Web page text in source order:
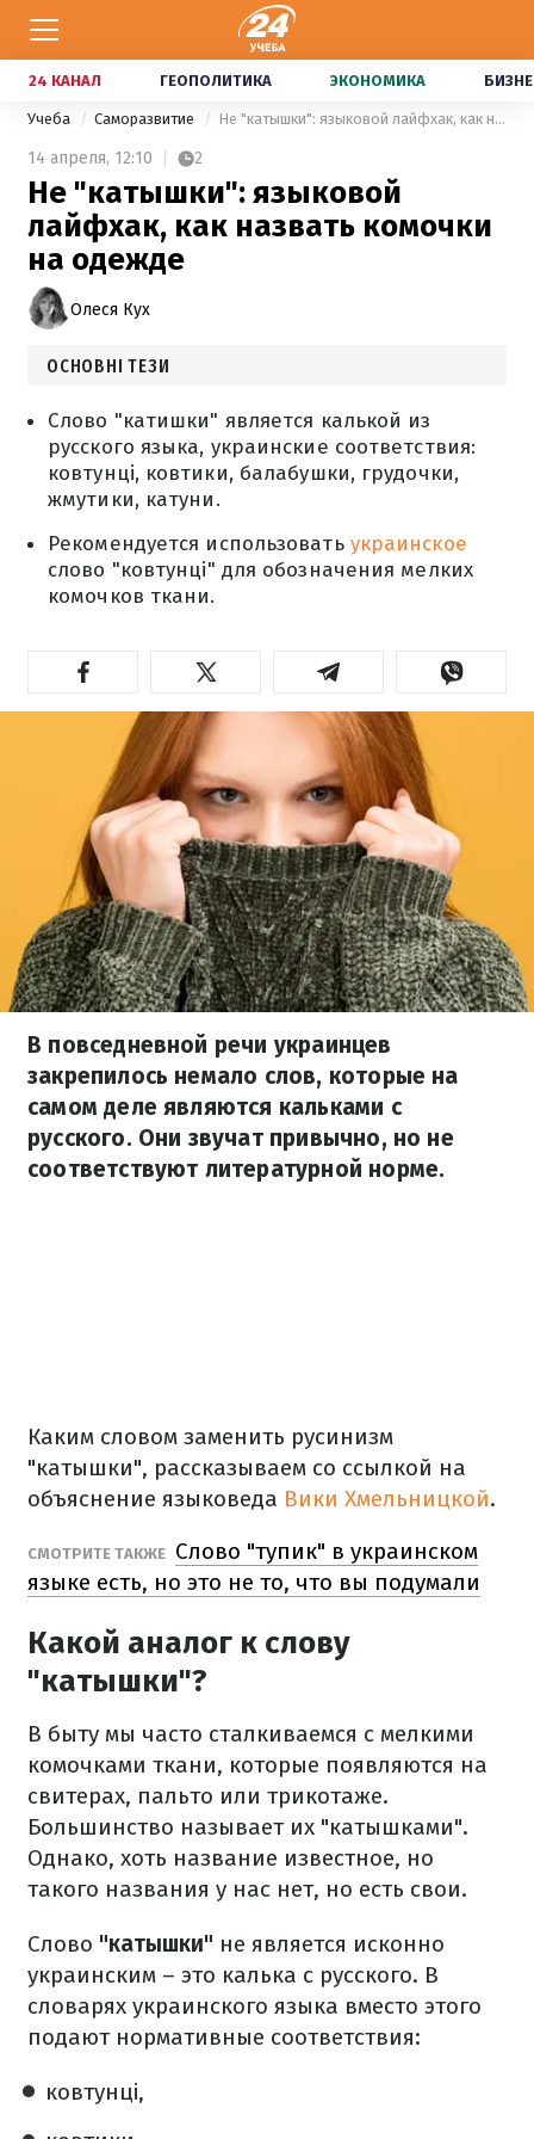
24 КАНАЛ ГЕОПОЛИТИКА ЭКОНОМИКА
Учеба Саморазвитие Не "катышки": языковой лайфхак, как назвать комочки на одежде
14 апреля, 12:10 2
Не "катышки": языковой
лайфхак, как назвать комочки
на одежде
Олеся Кух
ОСНОВНІ ТЕЗИ
Слово "катишки" является калькой из
русского языка, украинские соответствия:
ковтунці, ковтики, балабушки, грудочки,
жмутики, катуни.
Рекомендуется использовать украинское
слово "ковтунці" для обозначения мелких
комочков ткани.
В повседневной речи украинцев
закрепилось немало слов, которые на
самом деле являются кальками с
русского. Они звучат привычно, но не
соответствуют литературной норме.
Каким словом заменить русинизм
"катышки", рассказываем со ссылкой на
объяснение языковеда Вики Хмельницкой.
СМОТРИТЕ ТАКЖЕ Слово "тупик" в украинском
языке есть, но это не то, что вы подумали
Какой аналог к слову
"катышки"?
В быту мы часто сталкиваемся с мелкими
комочками ткани, которые появляются на
свитерах, пальто или трикотаже.
Большинство называет их "катышками".
Однако, хоть название известное, но
такого названия у нас нет, но есть свои.
Слово "катышки" не является исконно
украинским – это калька с русского. В
словарях украинского языка вместо этого
подают нормативные соответствия:
ковтунці,